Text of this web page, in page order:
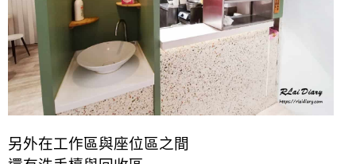
另外在工作區與座位區之間